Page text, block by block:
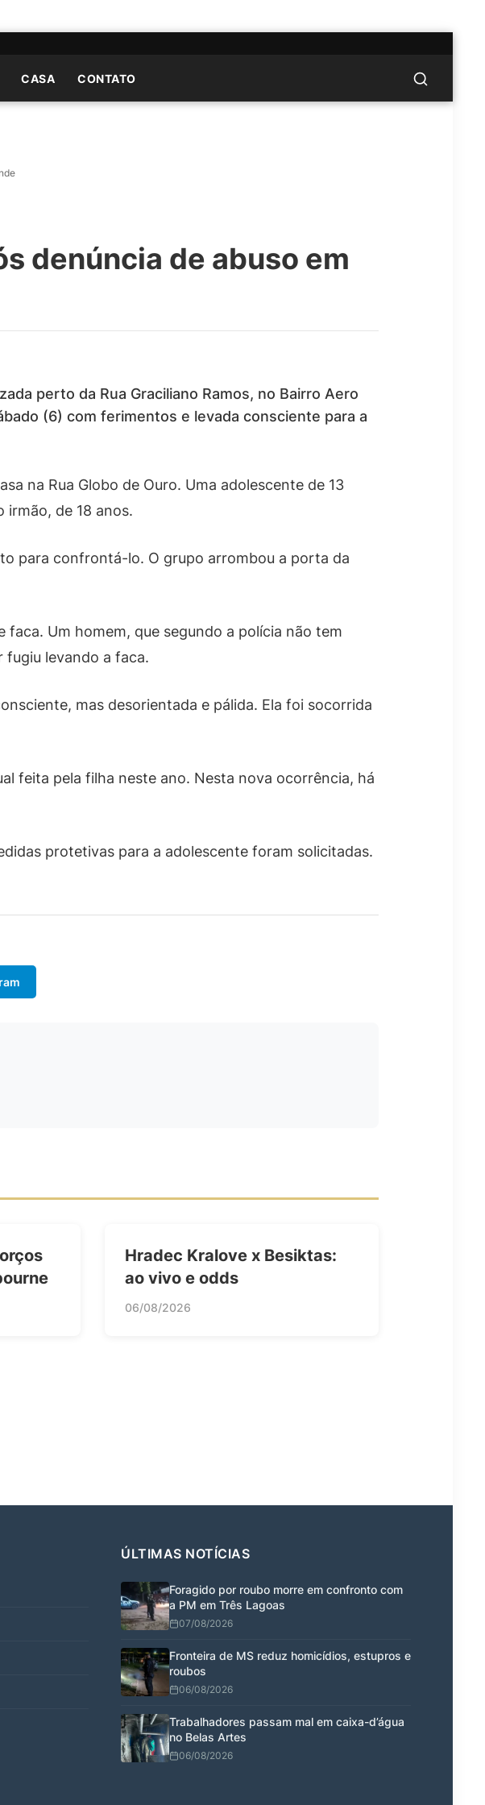
CASA CONTATO
denúncia de abuso em
perto da Rua Graciliano Ramos, no Bairro Aero
(6) com ferimentos e levada consciente para a
na Rua Globo de Ouro. Uma adolescente de 13
irmão, de 18 anos.
para confrontá-lo. O grupo arrombou a porta da
Um homem, que segundo a polícia não tem
fugiu levando a faca.
mas desorientada e pálida. Ela foi socorrida
feita pela filha neste ano. Nesta nova ocorrência, há
protetivas para a adolescente foram solicitadas.
Hradec Kralove x Besiktas:
ao vivo e odds
06/08/2026
ÚLTIMAS NOTÍCIAS
Foragido por roubo morre em confronto com
a PM em Três Lagoas
07/08/2026
Fronteira de MS reduz homicídios, estupros e
roubos
06/08/2026
Trabalhadores passam mal em caixa-d’água
no Belas Artes
06/08/2026